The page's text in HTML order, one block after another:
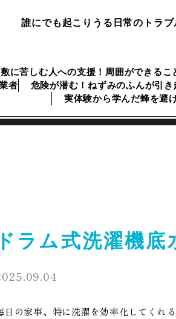
誰にでも起こりうる日常のトラ
に苦しむ人への支援！周囲ができるこ
者
危険が潜む！ねずみのふんが引
実体験から学んだ蜂を避
ドラム式洗濯機
日の家事、特に洗濯を効率化してくれ